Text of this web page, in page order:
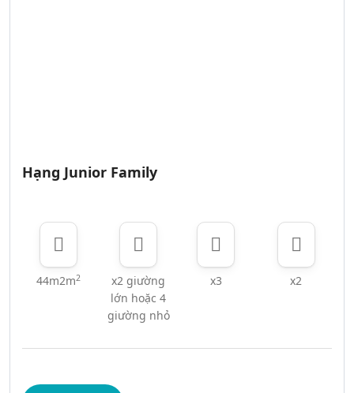
Hạng Junior Family
44m2m2
x2 giường
lớn hoặc 4
giường nhỏ
x3 x2